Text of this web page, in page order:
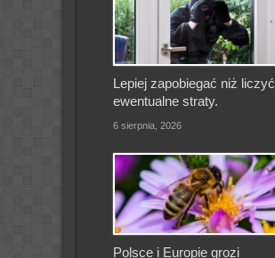
Lepiej zapobiegać niż liczyć
ewentualne straty.
6 sierpnia, 2026
Polsce i Europie grozi